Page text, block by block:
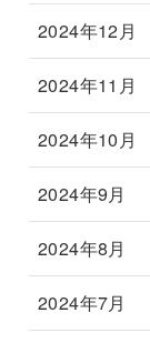
2024年12月
2024年11月
2024年10月
2024年9月
2024年8月
2024年7月